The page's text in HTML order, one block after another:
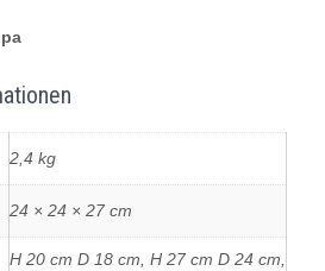
2,4 kg
24 × 24 × 27 cm
H 20 cm D 18 cm, H 27 cm D 24 cm,